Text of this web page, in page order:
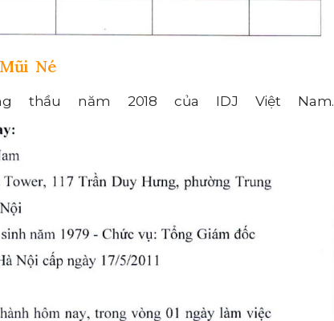
Né
thầu năm 2018 của IDJ Việt Nam.